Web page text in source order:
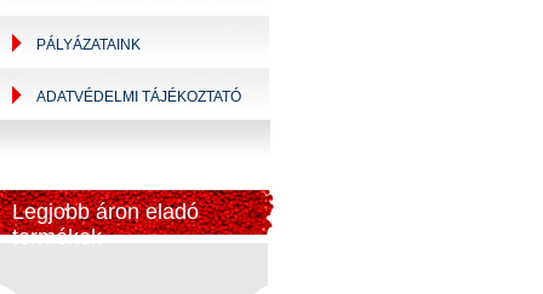
PÁLYÁZATAINK
ADATVÉDELMI TÁJÉKOZTATÓ
Legjobb áron eladó
termékek